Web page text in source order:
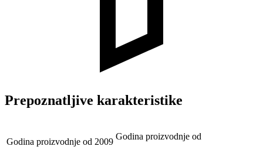
Prepoznatljive karakteristike
Godina proizvodnje od 2009
Godina proizvodnje od